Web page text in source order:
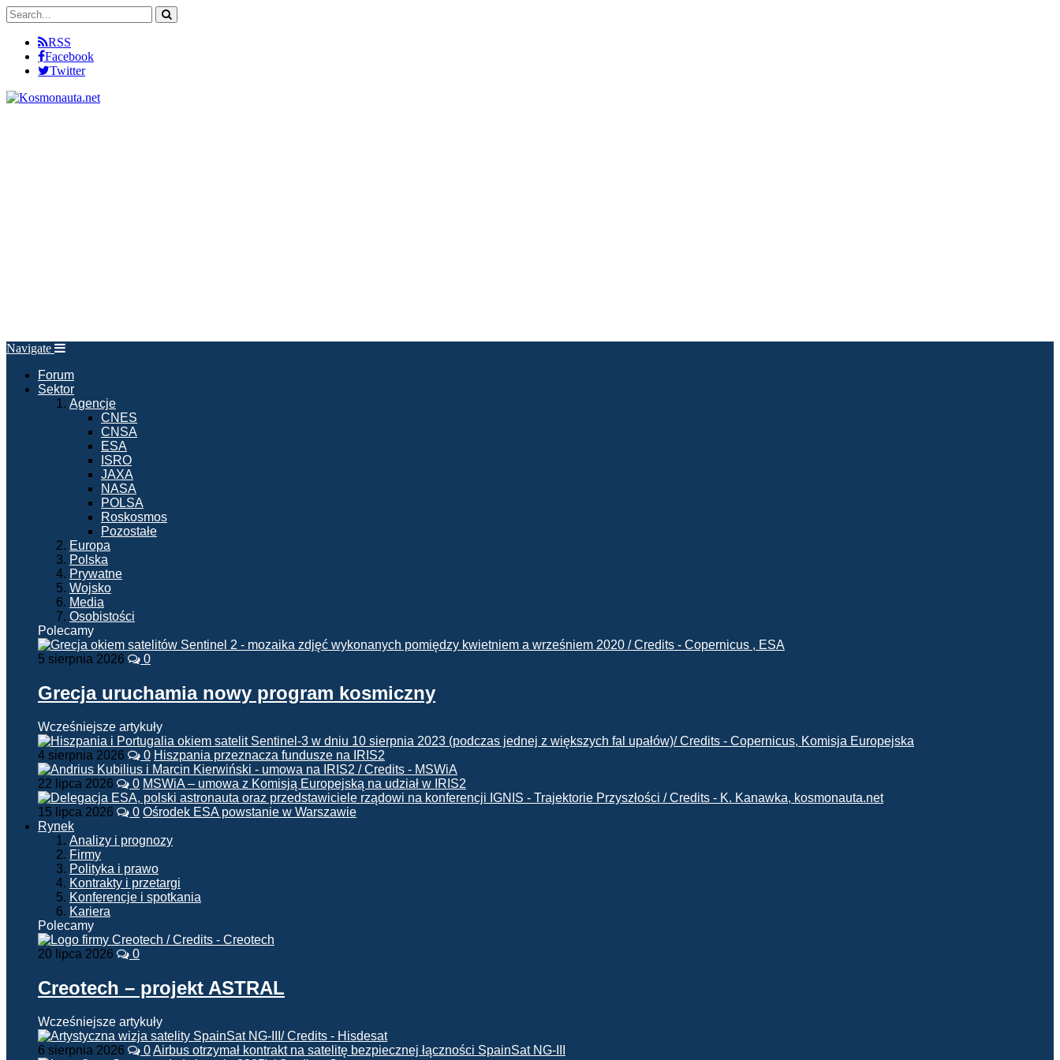
RSS
Facebook
Twitter
Navigate
Forum
Sektor
Agencje
CNES
CNSA
ESA
ISRO
JAXA
NASA
POLSA
Roskosmos
Pozostałe
Europa
Polska
Prywatne
Wojsko
Media
Osobistości
Polecamy
5 sierpnia 2026 0
Grecja uruchamia nowy program kosmiczny
Wcześniejsze artykuły
4 sierpnia 2026 0 Hiszpania przeznacza fundusze na IRIS2
22 lipca 2026 0 MSWiA – umowa z Komisją Europejską na udział w IRIS2
15 lipca 2026 0 Ośrodek ESA powstanie w Warszawie
Rynek
Analizy i prognozy
Firmy
Polityka i prawo
Kontrakty i przetargi
Konferencje i spotkania
Kariera
Polecamy
20 lipca 2026 0
Creotech – projekt ASTRAL
Wcześniejsze artykuły
6 sierpnia 2026 0Airbus otrzymał kontrakt na satelitę bezpiecznej łączności SpainSat NG-III